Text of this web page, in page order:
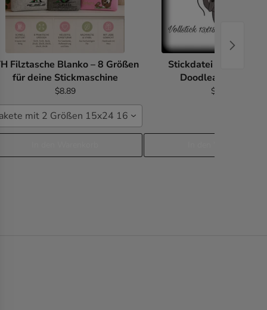
Filztasche Blanko – 8 Größen
für deine Stickmaschine
$8.89
mit 2 Größen 15x24 16x26
Stickdatei Otter
Doodleapplikation
$0.00